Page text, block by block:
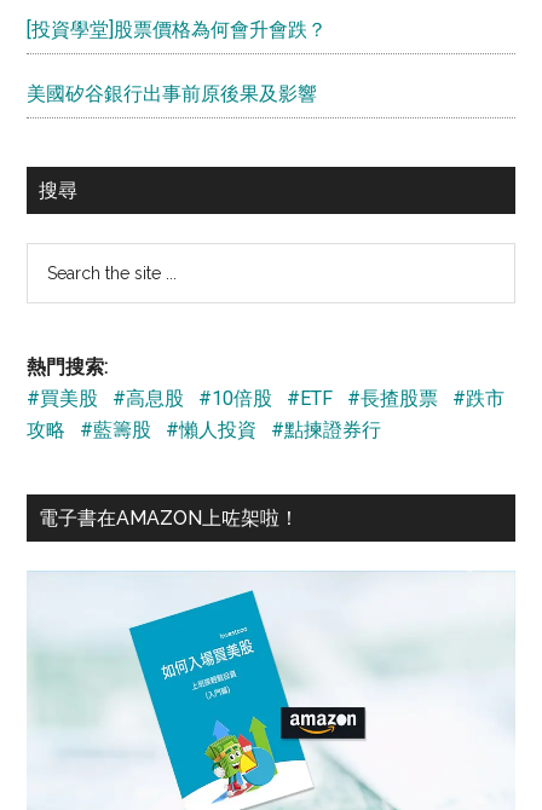
[投資學堂]股票價格為何會升會跌？
美國矽谷銀行出事前原後果及影響
搜尋
熱門搜索:
#買美股
#高息股 #10倍股 #ETF #長揸股票
#跌市
攻略
#藍籌股 #懶人投資 #點揀證券行
電子書在AMAZON上咗架啦！